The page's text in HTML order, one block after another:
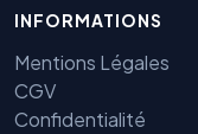
INFORMATIONS
Mentions Légales
CGV
Confidentialité